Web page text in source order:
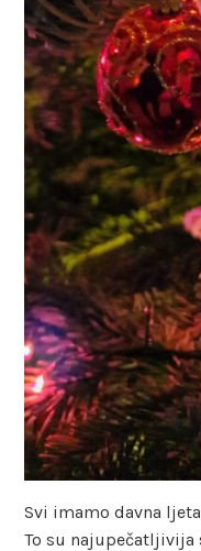
Svi imamo davna
To su najupečatljivija